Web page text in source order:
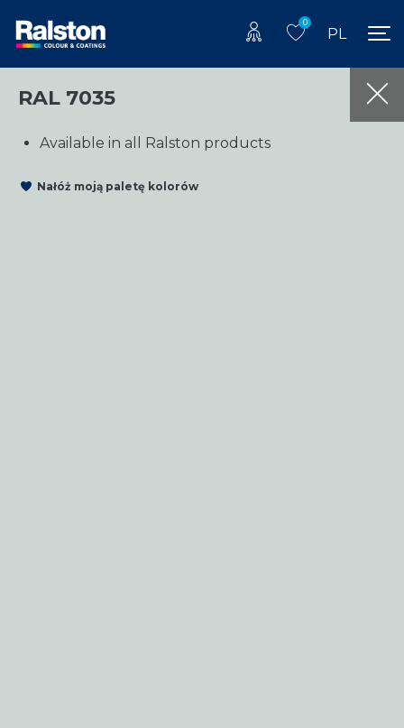
0
PL
RAL 7035
Available in all Ralston products
Nałóż moją paletę kolorów